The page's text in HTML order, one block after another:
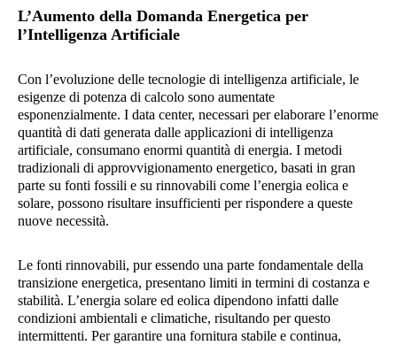
L’Aumento della Domanda Energetica per
l’Intelligenza Artificiale
Con l’evoluzione delle tecnologie di intelligenza artificiale, le
esigenze di potenza di calcolo sono aumentate
esponenzialmente. I data center, necessari per elaborare l’enorme
quantità di dati generata dalle applicazioni di intelligenza
artificiale, consumano enormi quantità di energia. I metodi
tradizionali di approvvigionamento energetico, basati in gran
parte su fonti fossili e su rinnovabili come l’energia eolica e
solare, possono risultare insufficienti per rispondere a queste
nuove necessità.
Le fonti rinnovabili, pur essendo una parte fondamentale della
transizione energetica, presentano limiti in termini di costanza e
stabilità. L’energia solare ed eolica dipendono infatti dalle
condizioni ambientali e climatiche, risultando per questo
intermittenti. Per garantire una fornitura stabile e continua,